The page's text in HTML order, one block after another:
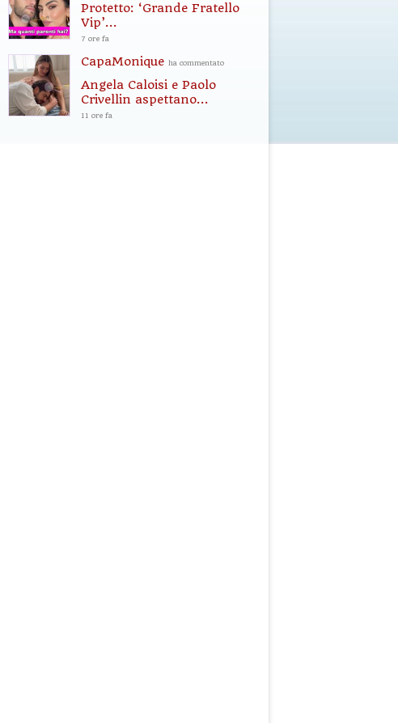
Protetto: ‘Grande Fratello
Vip’...
7 ore fa
CapaMonique ha commentato
Angela Caloisi e Paolo
Crivellin aspettano...
11 ore fa